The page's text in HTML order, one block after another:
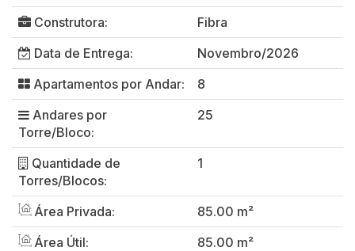
Construtora:
Fibra
Data de Entrega:
Novembro/2026
Apartamentos por Andar:
8
Andares por
Torre/Bloco:
25
Quantidade de
Torres/Blocos:
1
Área Privada:
85.00 m²
Área Útil:
85.00 m²